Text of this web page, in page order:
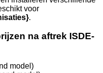
voor
.
na aftrek ISDE-
model)